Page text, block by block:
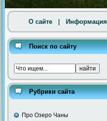
О сайте Информация
Поиск по сайту
Рубрики сайта
Про Озеро Чаны